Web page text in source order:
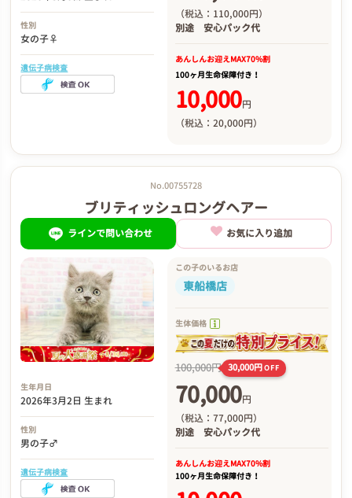
性別
女の子♀
遺伝子病検査
（税込：110,000円）
別途 安心パック代
あんしんお迎えMAX70%割
100ヶ月生命保障付き！
10,000円
（税込：20,000円）
No.00755728
ブリティッシュロングヘアー
ラインで問い合わせ お気に入り追加
生年月日
2026年3月2日 生まれ
性別
男の子♂
遺伝子病検査
この子のいるお店
東船橋店
生体価格
100,000円 30,000円OFF
70,000円
（税込：77,000円）
別途 安心パック代
あんしんお迎えMAX70%割
100ヶ月生命保障付き！